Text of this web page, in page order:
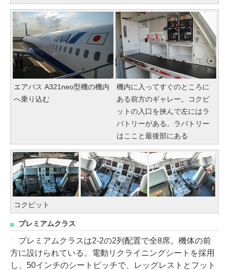
エアバス A321neo型機の機内
へ乗り込む
機内に入ってすぐのところに
ある前方のギャレー。コクピ
ットの入口を挟んで左にはラ
バトリーがある。ラバトリー
はここと最後部にある
コクピット
プレミアムクラス
プレミアムクラスは2-2の2列配置で全8席。機体の前
方に設けられている。電動リクライニングシートを採用
し、50インチのシートピッチで、レッグレストとフット